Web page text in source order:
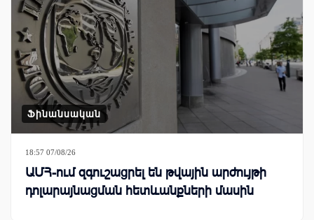
Ֆինանսական
18:57 07/08/26
ԱՄՀ-ում զգուշացրել են թվային արժույթի
դոլարայնացման հետևանքների մասին